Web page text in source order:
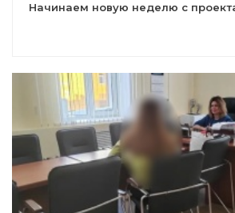
Начинаем новую неделю с